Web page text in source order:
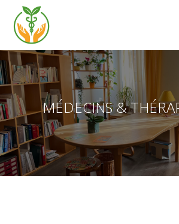
MÉDECINS &